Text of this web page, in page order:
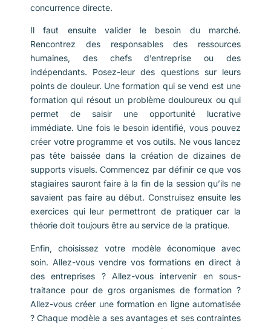
concurrence directe.
Il faut ensuite valider le besoin du marché.
Rencontrez des responsables des ressources
humaines, des chefs d’entreprise ou des
indépendants. Posez-leur des questions sur leurs
points de douleur. Une formation qui se vend est une
formation qui résout un problème douloureux ou qui
permet de saisir une opportunité lucrative
immédiate. Une fois le besoin identifié, vous pouvez
créer votre programme et vos outils. Ne vous lancez
pas tête baissée dans la création de dizaines de
supports visuels. Commencez par définir ce que vos
stagiaires sauront faire à la fin de la session qu’ils ne
savaient pas faire au début. Construisez ensuite les
exercices qui leur permettront de pratiquer car la
théorie doit toujours être au service de la pratique.
Enfin, choisissez votre modèle économique avec
soin. Allez-vous vendre vos formations en direct à
des entreprises ? Allez-vous intervenir en sous-
traitance pour de gros organismes de formation ?
Allez-vous créer une formation en ligne automatisée
? Chaque modèle a ses avantages et ses contraintes